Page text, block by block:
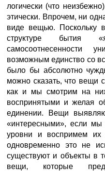
логически (что
этически. Впрочем, ни
виде вещью. Поскольку
структуре бытия
самосоотнесенности
возможным единство со
было бы абсолютно
можно сказать, что вещи
как и мы смотрим на
воспринятыми и желая
единении. Вещи
«интересными», если
уровни и воспримем
одновременно это не
существуют и объекты в
вещи, которые